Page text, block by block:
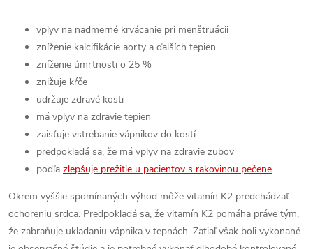
vplyv na nadmerné krvácanie pri menštruácii
zníženie kalcifikácie aorty a ďalších tepien
zníženie úmrtnosti o 25 %
znižuje kŕče
udržuje zdravé kosti
má vplyv na zdravie tepien
zaisťuje vstrebanie vápnikov do kostí
predpokladá sa, že má vplyv na zdravie zubov
podľa zlepšuje prežitie u pacientov s rakovinou pečene
Okrem vyššie spomínaných výhod môže vitamín K2 predchádzať
ochoreniu srdca. Predpokladá sa, že vitamín K2 pomáha práve tým,
že zabraňuje ukladaniu vápnika v tepnách. Zatiaľ však boli vykonané